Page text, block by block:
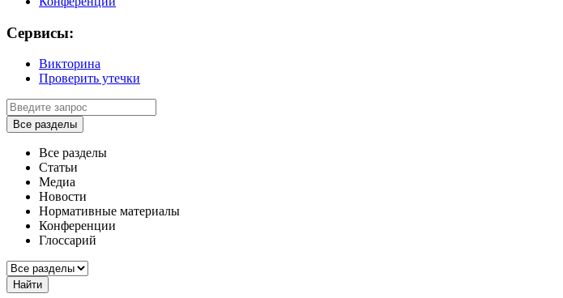
Сервисы:
Викторина
Проверить утечки
Все разделы
Все разделы
Статьи
Медиа
Новости
Нормативные материалы
Конференции
Глоссарий
Найти